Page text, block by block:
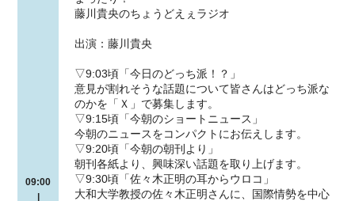
09:00
藤川貴央のちょうどえぇラジオ
出演：藤川貴央
▽9:03頃「今日のどっち派！？」
意見が割れそうな話題について皆さんはどっち派な
のかを「Ｘ」で募集します。
▽9:15頃「今朝のショートニュース」
今朝のニュースをコンパクトにお伝えします。
▽9:20頃「今朝の朝刊より」
朝刊各紙より、興味深い話題を取り上げます。
▽9:30頃「佐々木正明の耳からウロコ」
大和大学教授の佐々木正明さんに、国際情勢を中心